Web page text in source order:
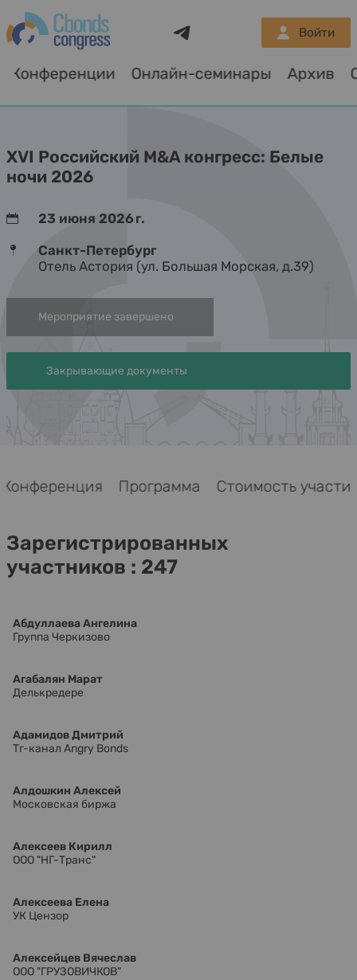
Конференции Онлайн-семинары Архив
Войти
XVI Российский M&A конгресс: Белые
ночи 2026
23 июня 2026 г.
Санкт-Петербург
Отель Астория (ул. Большая Морская, д.39)
Мероприятие завершено
Закрывающие документы
Конференция Программа Стоимость
Зарегистрированных
участников : 247
Абдуллаева Ангелина
Группа Черкизово
Агабалян Марат
Делькредере
Адамидов Дмитрий
Тг-канал Angry Bonds
Алдошкин Алексей
Московская биржа
Алексеев Кирилл
ООО "НГ-Транс"
Алексеева Елена
УК Цензор
Алексейцев Вячеслав
ООО "ГРУЗОВИЧКОВ"